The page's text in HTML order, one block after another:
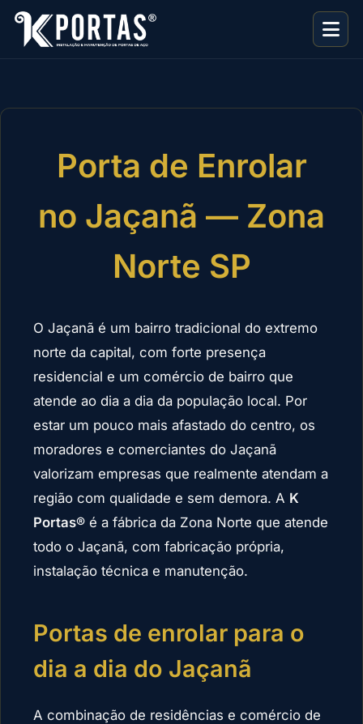
Porta de Enrolar
no Jaçanã — Zona
Norte SP
O Jaçanã é um bairro tradicional do extremo
norte da capital, com forte presença
residencial e um comércio de bairro que
atende ao dia a dia da população local. Por
estar um pouco mais afastado do centro, os
moradores e comerciantes do Jaçanã
valorizam empresas que realmente atendam a
região com qualidade e sem demora. A K
Portas® é a fábrica da Zona Norte que atende
todo o Jaçanã, com fabricação própria,
instalação técnica e manutenção.
Portas de enrolar para o
dia a dia do Jaçanã
A combinação de residências e comércio de